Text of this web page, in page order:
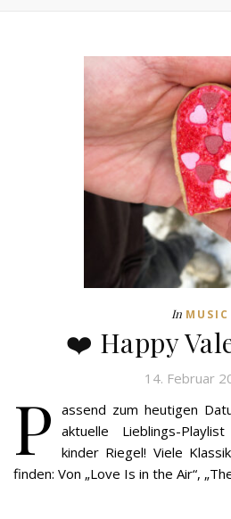
In MUSIC
❤️ Happy
14. Februar
P assend zum heutigen
aktuelle Lieblings-
kinder Riegel! Viele
finden: Von „Love Is in the Air“,